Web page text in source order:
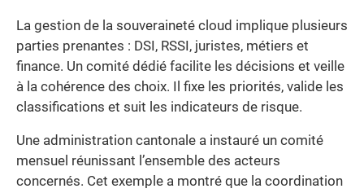
La gestion de la souveraineté cloud implique plusieurs
parties prenantes : DSI, RSSI, juristes, métiers et
finance. Un comité dédié facilite les décisions et veille
à la cohérence des choix. Il fixe les priorités, valide les
classifications et suit les indicateurs de risque.
Une administration cantonale a instauré un comité
mensuel réunissant l’ensemble des acteurs
concernés. Cet exemple a montré que la coordination